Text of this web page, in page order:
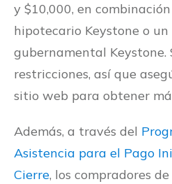
y $10,000, en
hipotecario Keystone o
gubernamental Keystone.
restricciones, así que
sitio web para obtener
Además, a través del
Asistencia para el Pago
Cierre, los compradores